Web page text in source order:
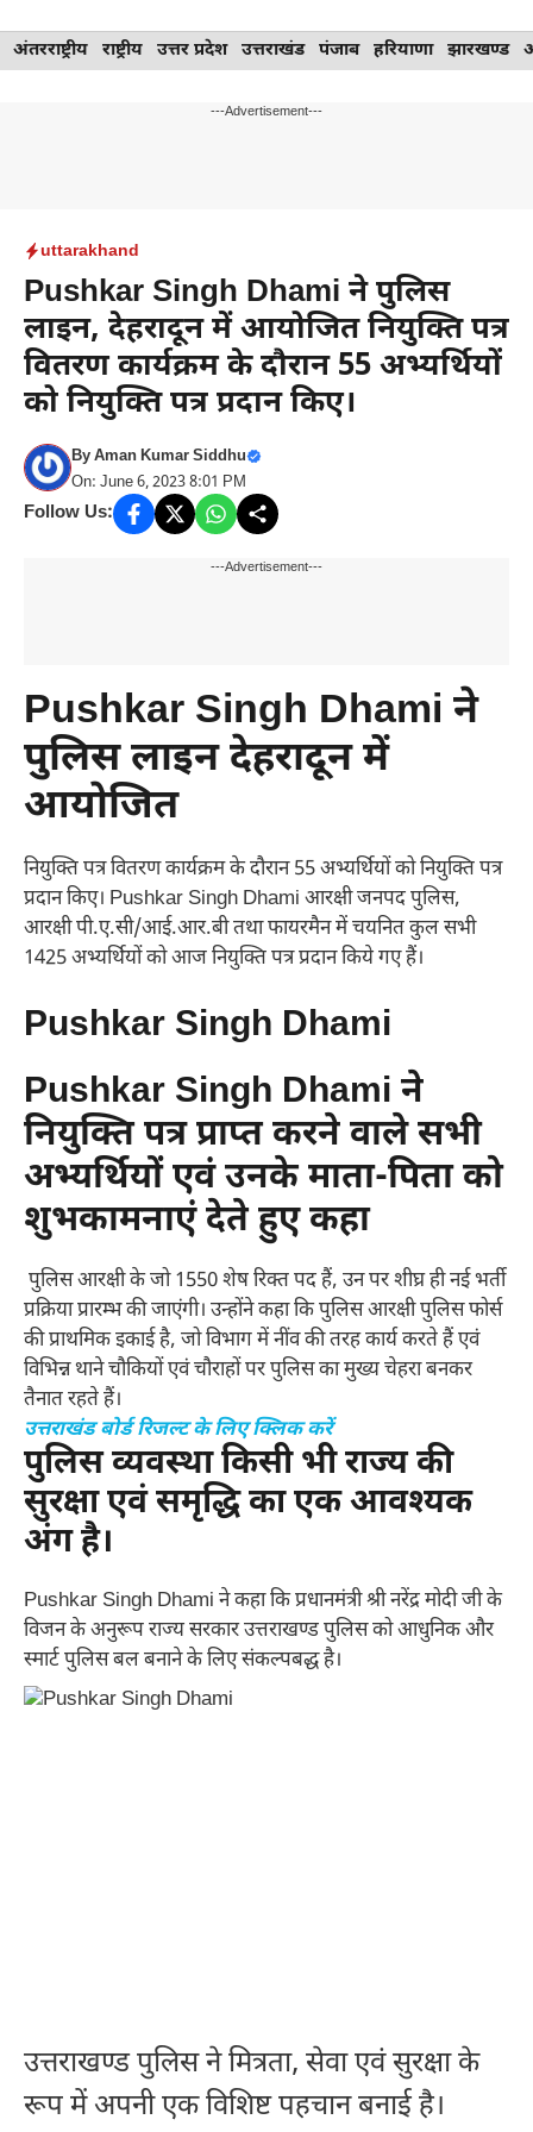
Skip
to
अंतरराष्ट्रीय राष्ट्रीय उत्तर प्रदेश उत्तराखंड पंजाब हरियाणा झारखण्ड
---Advertisement---
uttarakhand
Pushkar Singh Dhami ने पुलिस
लाइन, देहरादून में आयोजित नियुक्ति पत्र
वितरण कार्यक्रम के दौरान 55 अभ्यर्थियों
को नियुक्ति पत्र प्रदान किए।
ByAman Kumar Siddhu
On: June 6, 2023 8:01 PM
Follow Us:
---Advertisement---
Pushkar Singh Dhami ने
पुलिस लाइन देहरादून में
आयोजित
नियुक्ति पत्र वितरण कार्यक्रम के दौरान 55 अभ्यर्थियों को नियुक्ति पत्र
प्रदान किए। Pushkar Singh Dhami आरक्षी जनपद पुलिस,
आरक्षी पी.ए.सी/आई.आर.बी तथा फायरमैन में चयनित कुल सभी
1425 अभ्यर्थियों को आज नियुक्ति पत्र प्रदान किये गए हैं।
Pushkar Singh Dhami
Pushkar Singh Dhami ने
नियुक्ति पत्र प्राप्त करने वाले सभी
अभ्यर्थियों एवं उनके माता-पिता को
शुभकामनाएं देते हुए कहा
पुलिस आरक्षी के जो 1550 शेष रिक्त पद हैं, उन पर शीघ्र ही नई भर्ती
प्रक्रिया प्रारम्भ की जाएंगी। उन्होंने कहा कि पुलिस आरक्षी पुलिस फोर्स
की प्राथमिक इकाई है, जो विभाग में नींव की तरह कार्य करते हैं एवं
विभिन्न थाने चौकियों एवं चौराहों पर पुलिस का मुख्य चेहरा बनकर
तैनात रहते हैं।
उत्तराखंड बोर्ड रिजल्ट के लिए क्लिक करें
पुलिस व्यवस्था किसी भी राज्य की
सुरक्षा एवं समृद्धि का एक आवश्यक
अंग है।
Pushkar Singh Dhami ने कहा कि प्रधानमंत्री श्री नरेंद्र मोदी जी के
विजन के अनुरूप राज्य सरकार उत्तराखण्ड पुलिस को आधुनिक और
स्मार्ट पुलिस बल बनाने के लिए संकल्पबद्ध है।
उत्तराखण्ड पुलिस ने मित्रता, सेवा एवं सुरक्षा के
रूप में अपनी एक विशिष्ट पहचान बनाई है।